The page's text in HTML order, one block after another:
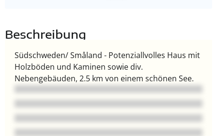
Beschreibung
Südschweden/ Småland - Potenziallvolles Haus mit
Holzböden und Kaminen sowie div.
Nebengebäuden, 2.5 km von einem schönen See.